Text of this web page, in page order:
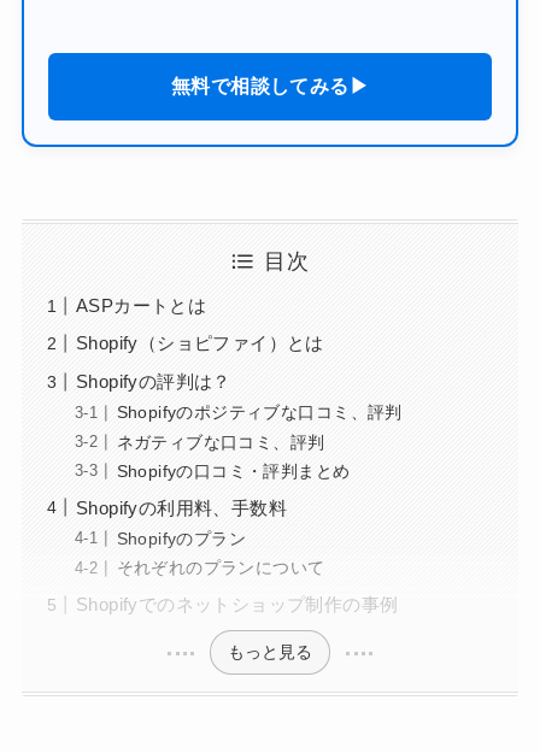
無料で相談してみる▶︎
目次
ASPカートとは
Shopify（ショピファイ）とは
Shopifyの評判は？
Shopifyのポジティブな口コミ、評判
ネガティブな口コミ、評判
Shopifyの口コミ・評判まとめ
Shopifyの利用料、手数料
Shopifyのプラン
それぞれのプランについて
Shopifyでのネットショップ制作の事例
もっと見る